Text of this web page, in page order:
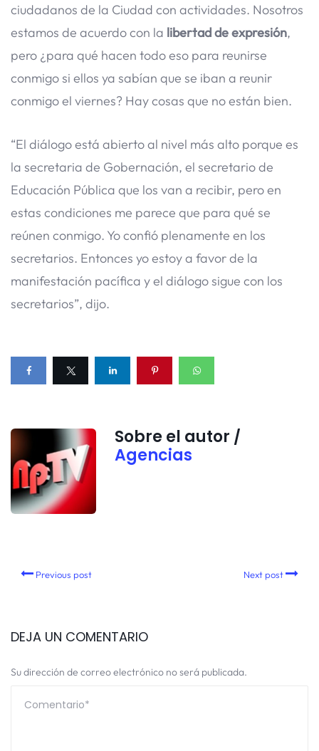
ciudadanos de la Ciudad con actividades. Nosotros
estamos de acuerdo con la libertad de expresión,
pero ¿para qué hacen todo eso para reunirse
conmigo si ellos ya sabían que se iban a reunir
conmigo el viernes? Hay cosas que no están bien.
“El diálogo está abierto al nivel más alto porque es
la secretaria de Gobernación, el secretario de
Educación Pública que los van a recibir, pero en
estas condiciones me parece que para qué se
reúnen conmigo. Yo confió plenamente en los
secretarios. Entonces yo estoy a favor de la
manifestación pacífica y el diálogo sigue con los
secretarios”, dijo.
Sobre el autor /
Agencias
Previous post Next post
DEJA UN COMENTARIO
Su dirección de correo electrónico no será publicada.